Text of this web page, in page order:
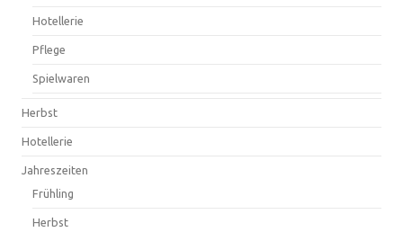
Hotellerie
Pflege
Spielwaren
Herbst
Hotellerie
Jahreszeiten
Frühling
Herbst